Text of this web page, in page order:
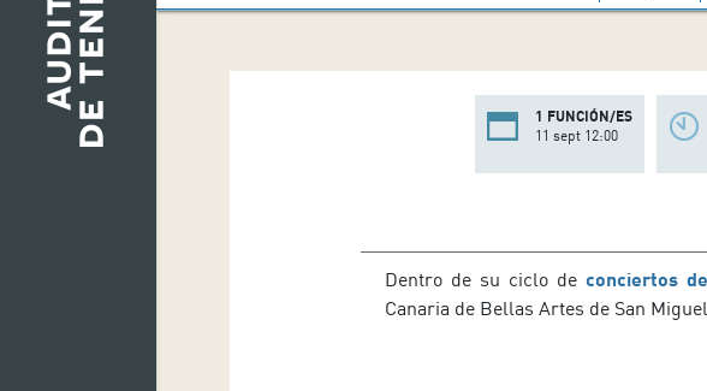
1 FUNCIÓN/ES
11 sept 12:00
Dentro de su ciclo de conciertos
Canaria de Bellas Artes de San